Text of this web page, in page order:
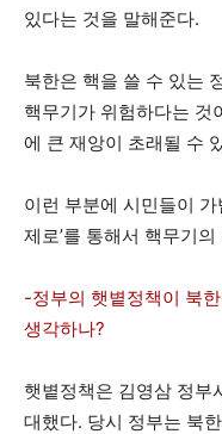
있다는 것을 말해준다.
북한은 핵을 쓸 수 있는
핵무기가 위험하다는 것
에 큰 재앙이 초래될 수
이런 부분에 시민들이
제로’를 통해서 핵무기
-정부의 햇볕정책이 북
생각하나?
햇볕정책은 김영삼 정부
대했다. 당시 정부는 북